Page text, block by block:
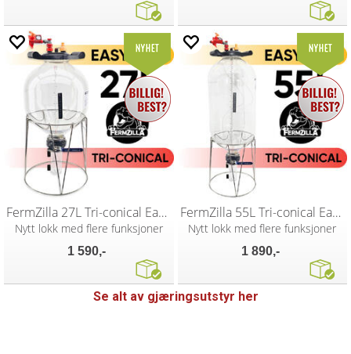
FermZilla 27L Tri-conical EasyGrip Start
Nytt lokk med flere funksjoner
1 590,-
FermZilla 55L Tri-conical EasyGrip Start
Nytt lokk med flere funksjoner
1 890,-
Se alt av gjæringsutstyr her